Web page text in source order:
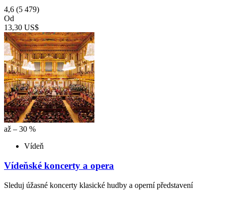
4,6 (5 479)
Od
13,30 US$
až – 30 %
Vídeň
Vídeňské koncerty a opera
Sleduj úžasné koncerty klasické hudby a operní představení